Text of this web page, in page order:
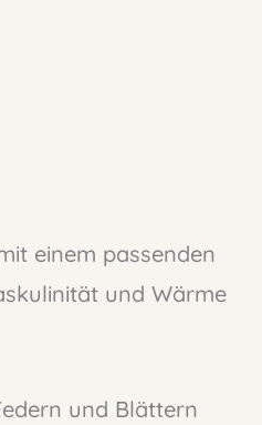
einem passenden
und Wärme
und Blättern